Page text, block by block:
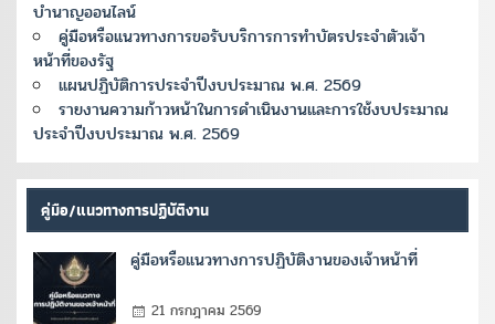
บำนาญออนไลน์
คู่มือหรือแนวทางการขอรับบริการการทำบัตรประจำตัวเจ้า
หน้าที่ของรัฐ
แผนปฏิบัติการประจำปีงบประมาณ พ.ศ. 2569
รายงานความก้าวหน้าในการดำเนินงานและการใช้งบประมาณ
ประจำปีงบประมาณ พ.ศ. 2569
คู่มือ/แนวทางการปฏิบัติงาน
คู่มือหรือแนวทางการปฏิบัติงานของเจ้าหน้าที่
21 กรกฎาคม 2569